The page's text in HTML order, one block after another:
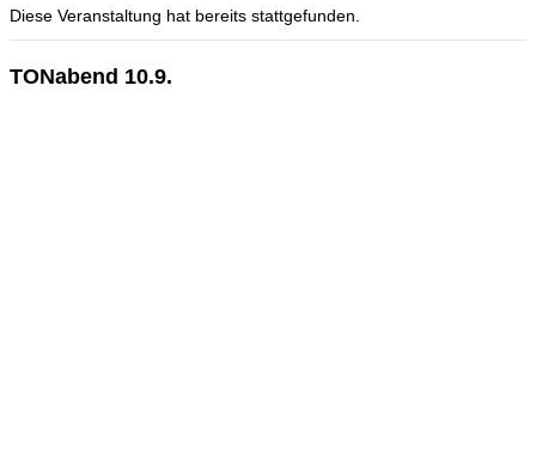
Diese Veranstaltung hat bereits stattgefunden.
TONabend 10.9.